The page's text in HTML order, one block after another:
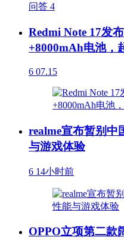
问答 4
Redmi Note 17发
+8000mAh电池，
6 07.15
realme宣布暂别中
与游戏体验
6 14小时前
OPPO立项第二款